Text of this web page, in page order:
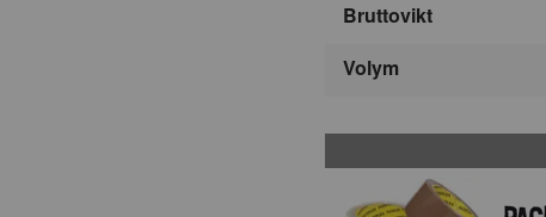
Bruttovikt
Volym